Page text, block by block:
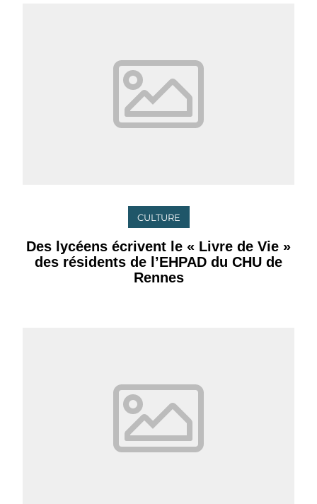
CULTURE
Des lycéens écrivent le « Livre de Vie »
des résidents de l’EHPAD du CHU de
Rennes